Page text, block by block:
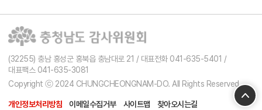
(32255) 충남 홍성군 홍북읍 충남대로 21 / 대표전화 041-635-5401 /
대표팩스 041-635-3081
Copyright ⓒ 2024 CHUNGCHEONGNAM-DO. All Rights Reserved.
개인정보처리방침 이메일수집거부 사이트맵 찾아오시는길